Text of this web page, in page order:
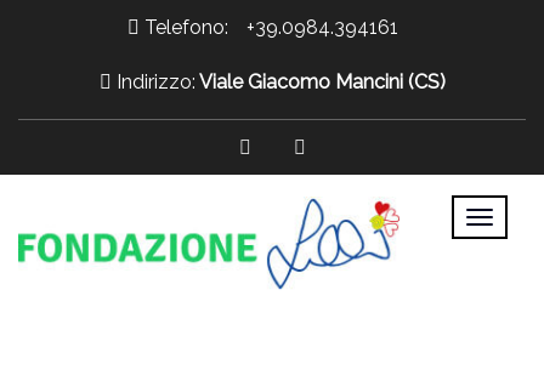
Telefono: +39.0984.394161
Indirizzo: Viale Giacomo Mancini (CS)